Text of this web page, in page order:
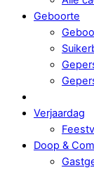
Geboorte
Verjaardag
Doop &